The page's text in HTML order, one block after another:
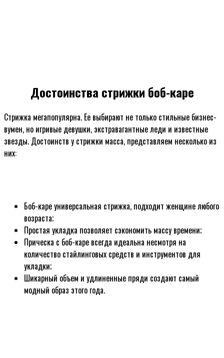
Достоинства стрижки боб-каре
Стрижка мегапопулярна. Ее выбирают не только стильные бизнес-
вумен, но игривые девушки, экстравагантные леди и известные
звезды. Достоинств у стрижки масса, представляем несколько из
них:
Боб-каре универсальная стрижка, подходит женщине любого
возраста;
Простая укладка позволяет сэкономить массу времени;
Прическа с боб-каре всегда идеальна несмотря на
количество стайлинговых средств и инструментов для
укладки;
Шикарный объем и удлиненные пряди создают самый
модный образ этого года.